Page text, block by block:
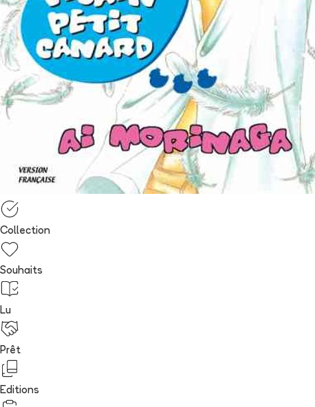
Collection
Souhaits
Lu
Prêt
Editions